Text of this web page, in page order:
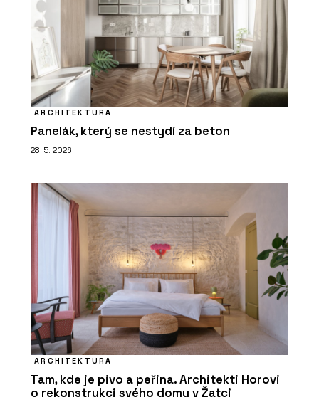
ARCHITEKTURA
Panelák, který se nestydí za beton
28. 5. 2026
ARCHITEKTURA
Tam, kde je pivo a peřina. Architekti Horovi
o rekonstrukci svého domu v Žatci